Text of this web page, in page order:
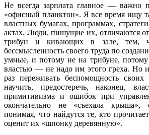
Не всегда зарплата главное — важно
«офисный планктон». Я все время ищу
властных бумагах, программах,
актах. Люди, пишущие их, отличаются
трибун и кивающих в зале, тем,
бессмысленность своего труда по
умные, и потому не на трибуне,
властью — не надо им этого греха. Но
раз переживать беспомощность своих
научить, предостеречь, наконец,
примитивизма и ошибок при
окончательно не «съехала крыша»,
понимая, что найдутся те, кто
оценит их «шпонку деревянную».